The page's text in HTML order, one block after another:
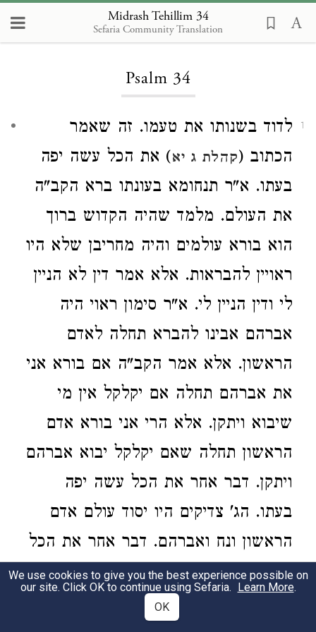
Midrash Tehillim 34
Sefaria Community Translation
Loading...
Psalm 34
1
לדוד בשנותו את טעמו. זה שאמר
הכתוב (קהלת ג יא) את הכל עשה יפה
בעתו. א"ר תנחומא בעונתו ברא הקב"ה
את העולם. מלמד שהיה הקדוש ברוך
הוא בורא עולמים והיה מחריבן שלא היו
ראויין להבראות. אלא אמר דין לא הניין
לי ודין הניין לי. א"ר סימון ראוי היה
אברהם אבינו להברא תחלה לאדם
הראשון. אלא אמר הקב"ה אם בורא אני
את אברהם תחלה אם יקלקל אין מי
שיבוא ויתקן. אלא הרי אני בורא אדם
הראשון תחלה שאם יקלקל יבוא אברהם
ויתקן. דבר אחר את הכל עשה יפה
בעתו. הג' צדיקים היו יסוד עולם אדם
הראשון ונח ואברהם. דבר אחר את הכל
עשה יפה בעתו. כל מה שעשה הקב"ה
בעתו. פירות חמין נאכלים בימות החורף.
We use cookies to give you the best experience possible on
our site. Click OK to continue using Sefaria. Learn More.
OK